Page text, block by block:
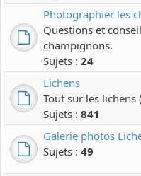
Photographier les
Questions et
champignons.
Sujets : 24
Lichens
Tout sur les lichens
Sujets : 841
Galerie photos
Sujets : 49